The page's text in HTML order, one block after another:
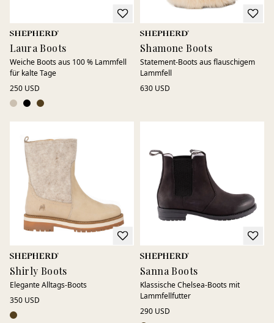
Laura Boots
Weiche Boots aus 100 % Lammfell
für kalte Tage
250 USD
Shamone Boots
Statement-Boots aus flauschigem
Lammfell
630 USD
Shirly Boots
Elegante Alltags-Boots
350 USD
Sanna Boots
Klassische Chelsea-Boots mit
Lammfellfutter
290 USD